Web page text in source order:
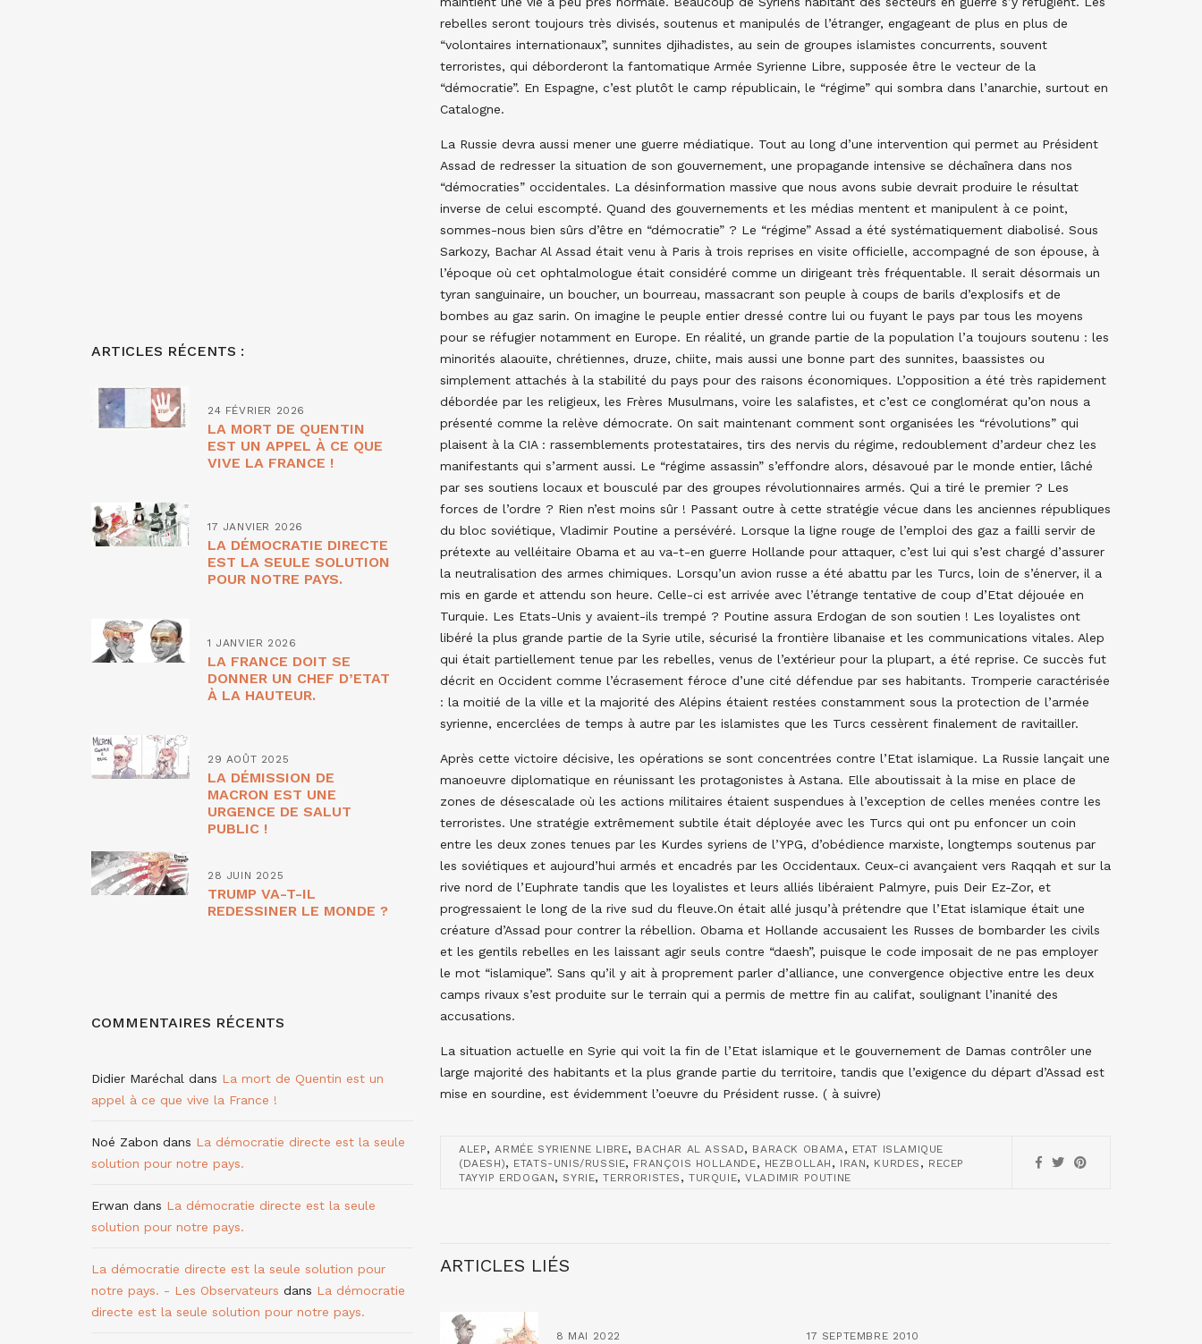
rebelles seront toujours très divisés, soutenus et manipulés de l’étranger, engageant de plus en plus de
“volontaires internationaux”, sunnites djihadistes, au sein de groupes islamistes concurrents, souvent
terroristes, qui déborderont la fantomatique Armée Syrienne Libre, supposée être le vecteur de la
“démocratie”. En Espagne, c’est plutôt le camp républicain, le “régime” qui sombra dans l’anarchie, surtout en
Catalogne.
La Russie devra aussi mener une guerre médiatique. Tout au long d’une intervention qui permet au Président
Assad de redresser la situation de son gouvernement, une propagande intensive se déchaînera dans nos
“démocraties” occidentales. La désinformation massive que nous avons subie devrait produire le résultat
inverse de celui escompté. Quand des gouvernements et les médias mentent et manipulent à ce point,
sommes-nous bien sûrs d’être en “démocratie” ? Le “régime” Assad a été systématiquement diabolisé. Sous
Sarkozy, Bachar Al Assad était venu à Paris à trois reprises en visite officielle, accompagné de son épouse, à
l’époque où cet ophtalmologue était considéré comme un dirigeant très fréquentable. Il serait désormais un
tyran sanguinaire, un boucher, un bourreau, massacrant son peuple à coups de barils d’explosifs et de
bombes au gaz sarin. On imagine le peuple entier dressé contre lui ou fuyant le pays par tous les moyens
pour se réfugier notamment en Europe. En réalité, un grande partie de la population l’a toujours soutenu : les
minorités alaouïte, chrétiennes, druze, chiite, mais aussi une bonne part des sunnites, baassistes ou
simplement attachés à la stabilité du pays pour des raisons économiques. L’opposition a été très rapidement
débordée par les religieux, les Frères Musulmans, voire les salafistes, et c’est ce conglomérat qu’on nous a
présenté comme la relève démocrate. On sait maintenant comment sont organisées les “révolutions” qui
plaisent à la CIA : rassemblements protestataires, tirs des nervis du régime, redoublement d’ardeur chez les
manifestants qui s’arment aussi. Le “régime assassin” s’effondre alors, désavoué par le monde entier, lâché
par ses soutiens locaux et bousculé par des groupes révolutionnaires armés. Qui a tiré le premier ? Les
forces de l’ordre ? Rien n’est moins sûr ! Passant outre à cette stratégie vécue dans les anciennes républiques
du bloc soviétique, Vladimir Poutine a persévéré. Lorsque la ligne rouge de l’emploi des gaz a failli servir de
prétexte au velléitaire Obama et au va-t-en guerre Hollande pour attaquer, c’est lui qui s’est chargé d’assurer
la neutralisation des armes chimiques. Lorsqu’un avion russe a été abattu par les Turcs, loin de s’énerver, il a
mis en garde et attendu son heure. Celle-ci est arrivée avec l’étrange tentative de coup d’Etat déjouée en
Turquie. Les Etats-Unis y avaient-ils trempé ? Poutine assura Erdogan de son soutien ! Les loyalistes ont
libéré la plus grande partie de la Syrie utile, sécurisé la frontière libanaise et les communications vitales. Alep
qui était partiellement tenue par les rebelles, venus de l’extérieur pour la plupart, a été reprise. Ce succès fut
décrit en Occident comme l’écrasement féroce d’une cité défendue par ses habitants. Tromperie caractérisée
: la moitié de la ville et la majorité des Alépins étaient restées constamment sous la protection de l’armée
syrienne, encerclées de temps à autre par les islamistes que les Turcs cessèrent finalement de ravitailler.
Après cette victoire décisive, les opérations se sont concentrées contre l’Etat islamique. La Russie lançait une
manoeuvre diplomatique en réunissant les protagonistes à Astana. Elle aboutissait à la mise en place de
zones de désescalade où les actions militaires étaient suspendues à l’exception de celles menées contre les
terroristes. Une stratégie extrêmement subtile était déployée avec les Turcs qui ont pu enfoncer un coin
entre les deux zones tenues par les Kurdes syriens de l’YPG, d’obédience marxiste, longtemps soutenus par
les soviétiques et aujourd’hui armés et encadrés par les Occidentaux. Ceux-ci avançaient vers Raqqah et sur la
rive nord de l’Euphrate tandis que les loyalistes et leurs alliés libéraient Palmyre, puis Deir Ez-Zor, et
progressaient le long de la rive sud du fleuve.On était allé jusqu’à prétendre que l’Etat islamique était une
créature d’Assad pour contrer la rébellion. Obama et Hollande accusaient les Russes de bombarder les civils
et les gentils rebelles en les laissant agir seuls contre “daesh”, puisque le code imposait de ne pas employer
le mot “islamique”. Sans qu’il y ait à proprement parler d’alliance, une convergence objective entre les deux
camps rivaux s’est produite sur le terrain qui a permis de mettre fin au califat, soulignant l’inanité des
accusations.
La situation actuelle en Syrie qui voit la fin de l’Etat islamique et le gouvernement de Damas contrôler une
large majorité des habitants et la plus grande partie du territoire, tandis que l’exigence du départ d’Assad est
mise en sourdine, est évidemment l’oeuvre du Président russe. ( à suivre)
ALEP, ARMÉE SYRIENNE LIBRE, BACHAR AL ASSAD, BARACK OBAMA , ETAT ISLAMIQUE
(DAESH), ETATS-UNIS/RUSSIE, FRANÇOIS HOLLANDE, HEZBOLLAH , IRAN, KURDES , RECEP
TAYYIP ERDOGAN, SYRIE,TERRORISTES ,TURQUIE,VLADIMIR POUTINE
ARTICLES LIÉS
8 MAI 2022 17 SEPTEMBRE 2010
ARTICLES RÉCENTS :
24 FÉVRIER 2026
LA MORT DE QUENTIN
EST UN APPEL À CE QUE
VIVE LA FRANCE !
17 JANVIER 2026
LA DÉMOCRATIE DIRECTE
EST LA SEULE SOLUTION
POUR NOTRE PAYS.
1 JANVIER 2026
LA FRANCE DOIT SE
DONNER UN CHEF D’ETAT
À LA HAUTEUR.
29 AOÛT 2025
LA DÉMISSION DE
MACRON EST UNE
URGENCE DE SALUT
PUBLIC !
28 JUIN 2025
TRUMP VA-T-IL
REDESSINER LE MONDE ?
COMMENTAIRES RÉCENTS
Didier Maréchal dans La mort de Quentin est un
appel à ce que vive la France !
Noé Zabon dans La démocratie directe est la seule
solution pour notre pays.
Erwan dans La démocratie directe est la seule
solution pour notre pays.
La démocratie directe est la seule solution pour
notre pays. - Les Observateurs dans La démocratie
directe est la seule solution pour notre pays.